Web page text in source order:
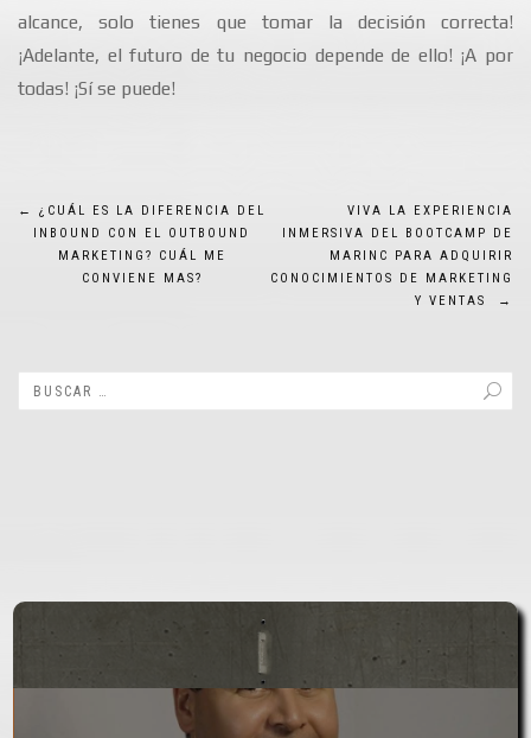
alcance, solo tienes que tomar la decisión correcta!
¡Adelante, el futuro de tu negocio depende de ello! ¡A por
todas! ¡Sí se puede!
Navegación
←
¿CUÁL ES LA DIFERENCIA DEL
INBOUND CON EL OUTBOUND
MARKETING? CUÁL ME
CONVIENE MAS?
VIVA LA EXPERIENCIA
INMERSIVA DEL BOOTCAMP DE
MARINC PARA ADQUIRIR
CONOCIMIENTOS DE MARKETING
Y VENTAS
→